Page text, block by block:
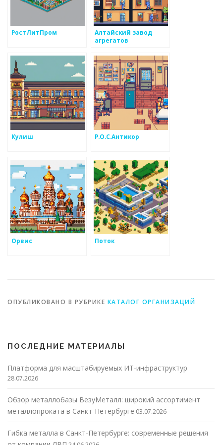
РостЛитПром
Алтайский завод
агрегатов
Кулиш Р.О.С.Антикор
Орвис Поток
ОПУБЛИКОВАНО В РУБРИКЕ КАТАЛОГ ОРГАНИЗАЦИЙ
ПОСЛЕДНИЕ МАТЕРИАЛЫ
Платформа для масштабируемых ИТ-инфраструктур
28.07.2026
Обзор металлобазы ВезуМеталл: широкий ассортимент
металлопроката в Санкт-Петербурге 03.07.2026
Гибка металла в Санкт-Петербурге: современные решения